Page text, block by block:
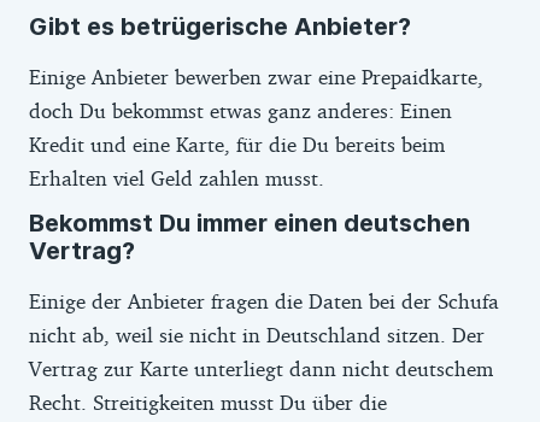
Gibt es betrügerische Anbieter?
Einige Anbieter bewerben zwar eine Prepaidkarte,
doch Du bekommst etwas ganz anderes: Einen
Kredit und eine Karte, für die Du bereits beim
Erhalten viel Geld zahlen musst.
Bekommst Du immer einen deutschen
Vertrag?
Einige der Anbieter fragen die Daten bei der Schufa
nicht ab, weil sie nicht in Deutschland sitzen. Der
Vertrag zur Karte unterliegt dann nicht deutschem
Recht. Streitigkeiten musst Du über die